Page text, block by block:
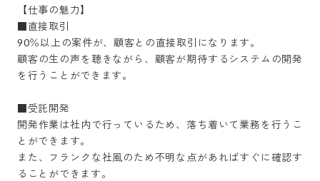
【仕事の魅力】
■直接取引
90％以上の案件が、顧客との直接取引になります。
顧客の生の声を聴きながら、顧客が期待するシステムの開発
を行うことができます。
■受託開発
開発作業は社内で行っているため、落ち着いて業務を行うこ
とができます。
また、フランクな社風のため不明な点があればすぐに確認す
ることができます。